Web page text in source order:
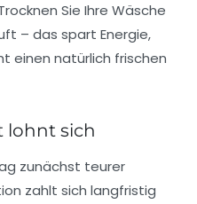
Sie Ihre Wäsche
– das spart Energie,
einen natürlich frischen
lohnt sich
zunächst teurer
zahlt sich langfristig